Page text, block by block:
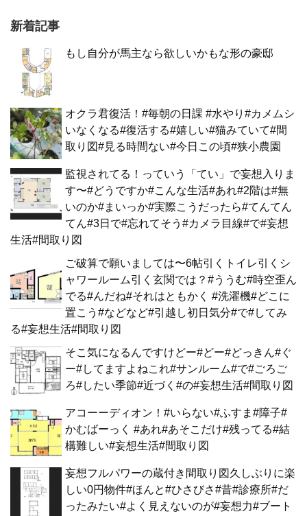
新着記事
もし自分が馬主なら欲しいかもな形の豪邸
オクラ君復活！#毎朝の日課 #水やり#カメムシ
いなくなる#復活する#嬉しい#猫みていて#間
取り図#見る時間ない#今日この頃#狭小農園
監視されてる！っていう「てい」で妄想入りま
す〜#どうですか#こんな生活#あれ#2階は#無
いのか#まいっか#実際こうだったら#てんてん
てん#3日で#忘れてそう#カメラ目線#で#妄想
生活#間取り図
ご破算で願いましては〜6帖引くトイレ引くシ
ャワールーム引く玄関では？#ううむ#時空歪ん
でる#んだね#それはともかく #洗濯機#どこに
置こう#などなど#引越し初日気分#で#してみ
る#妄想生活#間取り図
そこ気になるんですけどー#どー#どっきん#ぐ
ー#してますよねこれ#サンルーム#で#ごろご
ろ#したい季節#近づく#の#妄想生活#間取り図
アコーーディオン！#いらない#ふすま#障子#
かむばーっく #あれ#あそこだけ#残ってる#結
構難しい#妄想生活#間取り図
妄想フルパワーの蔵付き間取り図久しぶりに楽
しい0円物件#ほんと#ひさびさ#昔#診療所#だ
ったみたい#よく見えないのが#妄想力#ブート